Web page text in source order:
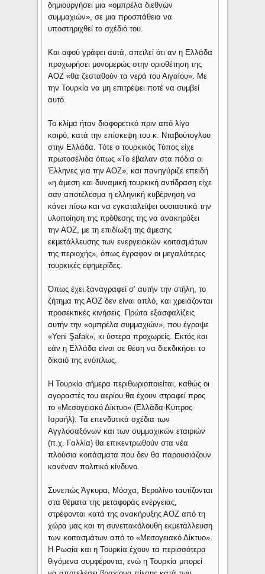
δημιουργήσει μια «ομπρέλα διεθνών
συμμαχιών», σε μια προσπάθεια να
υποστηριχθεί το σχέδιό του.
Και αφού γράφει αυτά, απειλεί ότι αν η Ελλάδα
προχωρήσει μονομερώς στην οριοθέτηση της
ΑΟΖ «θα ζεσταθούν τα νερά του Αιγαίου». Με
την Τουρκία να μη επιτρέψει ποτέ να συμβεί
αυτό.
Το κλίμα ήταν διαφορετικό πριν από λίγο
καιρό, κατά την επίσκεψη του κ. Νταβούτογλου
στην Ελλάδα. Τότε ο τουρκικός Τύπος είχε
πρωτοσέλιδα όπως «Το έβαλαν στα πόδια οι
Έλληνες για την ΑΟΖ», και πανηγύριζε επειδή
«η άμεση και δυναμική τουρκική αντίδραση είχε
σαν αποτέλεσμα η ελληνική κυβέρνηση να
κάνει πίσω και να εγκαταλείψει ουσιαστικά την
υλοποίηση της πρόθεσης της να ανακηρύξει
την ΑΟΖ, με τη επιδίωξη της άμεσης
εκμετάλλευσης των ενεργειακών κοιτασμάτων
της περιοχής», όπως έγραφαν οι μεγαλύτερες
τουρκικές εφημερίδες.
Όπως έχει ξαναγραφεί σ’ αυτήν την στήλη, το
ζήτημα της ΑΟΖ δεν είναι απλό, και χρειάζονται
προσεκτικές κινήσεις. Πρώτα εξασφαλίζεις
αυτήν την «ομπρέλα συμμαχιών», που έγραψε
«Yeni Şafak», κι ύστερα προχωρείς. Εκτός και
εάν η Ελλάδα είναι σε θέση να διεκδικήσει το
δίκαιό της ενόπλως.
Η Τουρκία σήμερα περιθωριοποιείται, καθώς οι
αγοραστές του αερίου θα έχουν στραφεί προς
το «Μεσογειακό Δίκτυο» (Ελλάδα-Κύπρος-
Ισραήλ). Τα επενδυτικά σχέδια των
Αγγλοσαξόνων και των συμμαχικών εταιριών
(π.χ. Γαλλία) θα επικεντρωθούν στα νέα
πλούσια κοιτάσματα που δεν θα παρουσιάζουν
κανέναν πολιτικό κίνδυνο.
Συνεπώς Άγκυρα, Μόσχα, Βερολίνο ταυτίζονται
στα θέματα της μεταφοράς ενέργειας,
στρέφονται κατά της ανακήρυξης ΑΟΖ από τη
χώρα μας και τη συνεπακόλουθη εκμετάλλευση
των κοιτασμάτων από το «Μεσογειακό Δίκτυο».
Η Ρωσία και η Τουρκία έχουν τα περισσότερα
θιγόμενα συμφέροντα, ενώ η Τουρκία μπορεί